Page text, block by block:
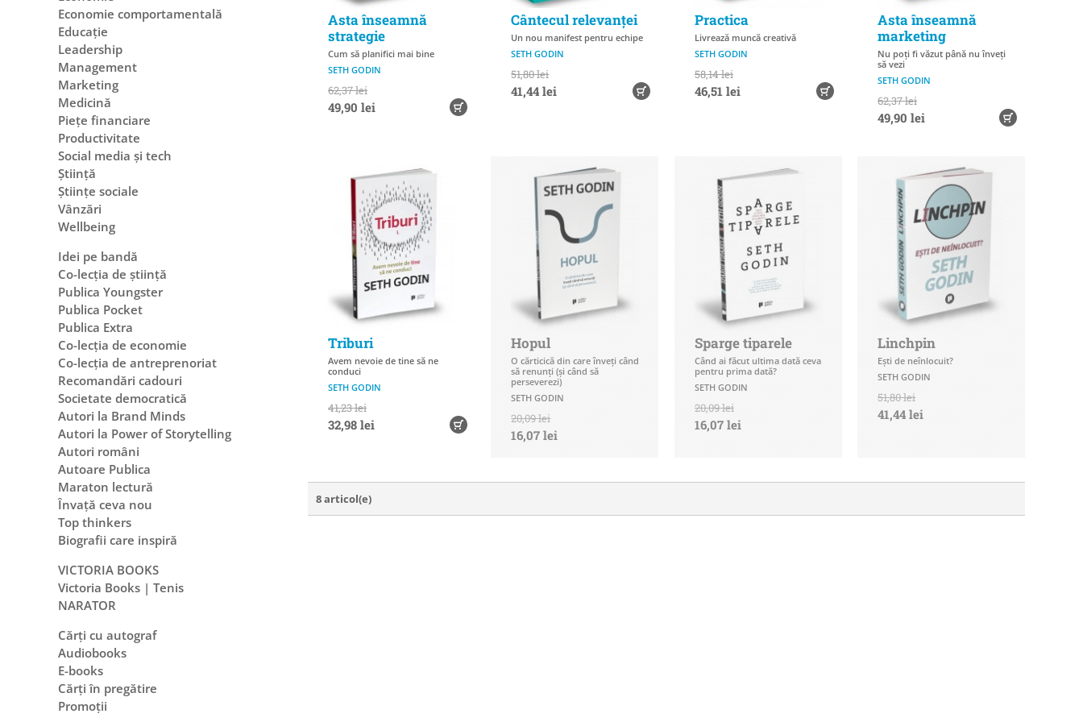
Asta înseamnă
strategie
Cum să planifici mai bine
SETH GODIN
62,37 lei
49,90 lei
Cântecul relevanței
Un nou manifest pentru echipe
SETH GODIN
51,80 lei
41,44 lei
Practica
Livrează muncă creativă
SETH GODIN
58,14 lei
46,51 lei
Asta înseamnă
marketing
Nu poți fi văzut până nu înveți
să vezi
SETH GODIN
62,37 lei
49,90 lei
Triburi
Avem nevoie de tine să ne
conduci
SETH GODIN
41,23 lei
32,98 lei
Hopul
O cărticică din care înveți când
să renunți (și când să
perseverezi)
SETH GODIN
20,09 lei
16,07 lei
Sparge tiparele
Când ai făcut ultima dată ceva
pentru prima dată?
SETH GODIN
20,09 lei
16,07 lei
Linchpin
Ești de neînlocuit?
SETH GODIN
51,80 lei
41,44 lei
8 articol(e)
Economie comportamentală
Educație
Leadership
Management
Marketing
Medicină
Piețe financiare
Productivitate
Social media și tech
Știință
Științe sociale
Vânzări
Wellbeing
Idei pe bandă
Co-lecția de știință
Publica Youngster
Publica Pocket
Publica Extra
Co-lecția de economie
Co-lecția de antreprenoriat
Recomandări cadouri
Societate democratică
Autori la Brand Minds
Autori la Power of Storytelling
Autori români
Autoare Publica
Maraton lectură
Învață ceva nou
Top thinkers
Biografii care inspiră
VICTORIA BOOKS
Victoria Books | Tenis
NARATOR
Cărți cu autograf
Audiobooks
E-books
Cărți în pregătire
Promoții